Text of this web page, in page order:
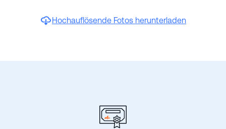
Hochauflösende Fotos herunterladen